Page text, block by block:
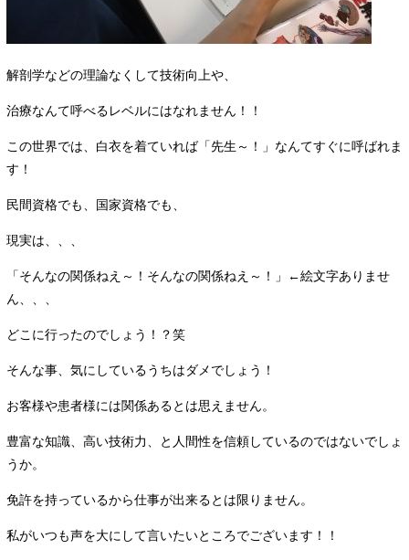
解剖学などの理論なくして技術向上や、
治療なんて呼べるレベルにはなれません！！
この世界では、白衣を着ていれば「先生～！」なんてすぐに呼ばれま
す！
民間資格でも、国家資格でも、
現実は、、、
「そんなの関係ねえ～！そんなの関係ねえ～！」←絵文字ありませ
ん、、、
どこに行ったのでしょう！？笑
そんな事、気にしているうちはダメでしょう！
お客様や患者様には関係あるとは思えません。
豊富な知識、高い技術力、と人間性を信頼しているのではないでしょ
うか。
免許を持っているから仕事が出来るとは限りません。
私がいつも声を大にして言いたいところでございます！！